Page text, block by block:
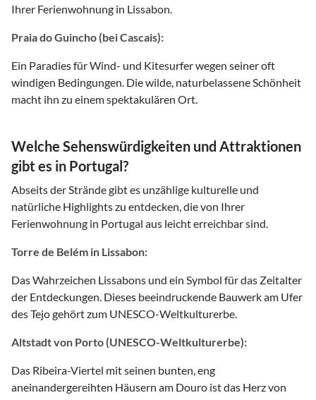
Ihrer Ferienwohnung in Lissabon.
Praia do Guincho (bei Cascais):
Ein Paradies für Wind- und Kitesurfer wegen seiner oft
windigen Bedingungen. Die wilde, naturbelassene Schönheit
macht ihn zu einem spektakulären Ort.
Welche Sehenswürdigkeiten und Attraktionen
gibt es in Portugal?
Abseits der Strände gibt es unzählige kulturelle und
natürliche Highlights zu entdecken, die von Ihrer
Ferienwohnung in Portugal aus leicht erreichbar sind.
Torre de Belém in Lissabon:
Das Wahrzeichen Lissabons und ein Symbol für das Zeitalter
der Entdeckungen. Dieses beeindruckende Bauwerk am Ufer
des Tejo gehört zum UNESCO-Weltkulturerbe.
Altstadt von Porto (UNESCO-Weltkulturerbe):
Das Ribeira-Viertel mit seinen bunten, eng
aneinandergereihten Häusern am Douro ist das Herz von